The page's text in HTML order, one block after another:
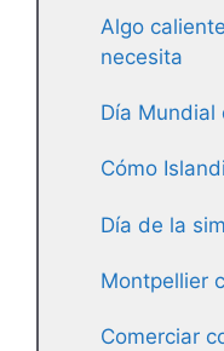
Algo
necesita
Día Mundial
Cómo
Día de la
Montpellier
Comerciar